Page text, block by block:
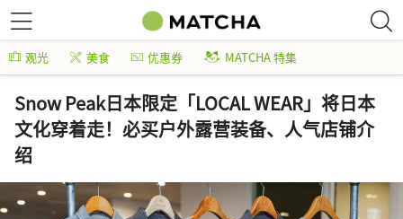
观光 美食 优惠券 MATCHA 特集
Snow Peak日本限定「LOCAL WEAR」将日本
文化穿着走！必买户外露营装备、人气店铺介
绍